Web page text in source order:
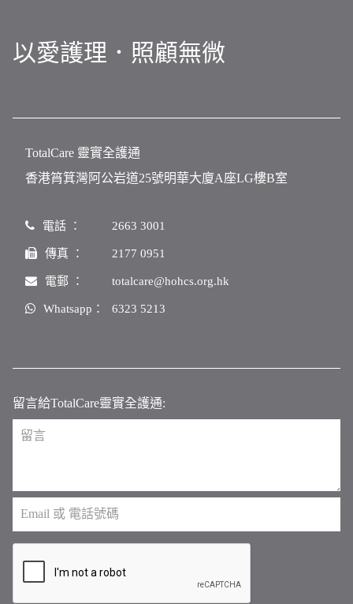
以愛護理．照顧無微
TotalCare 靈實全護通
香港筲箕灣阿公岩道25號明華大廈A座LG樓B室
電話 ： 2663 3001
傳真 ： 2177 0951
電郵 ： totalcare@hohcs.org.hk
Whatsapp： 6323 5213
留言給TotalCare靈實全護通: